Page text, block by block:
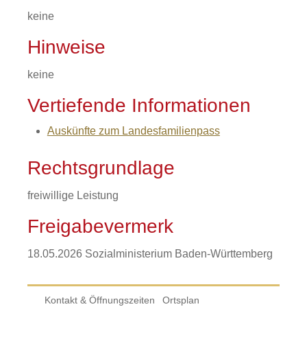
keine
Hinweise
keine
Vertiefende Informationen
Auskünfte zum Landesfamilienpass
Rechtsgrundlage
freiwillige Leistung
Freigabevermerk
18.05.2026 Sozialministerium Baden-Württemberg
Kontakt & Öffnungszeiten Ortsplan